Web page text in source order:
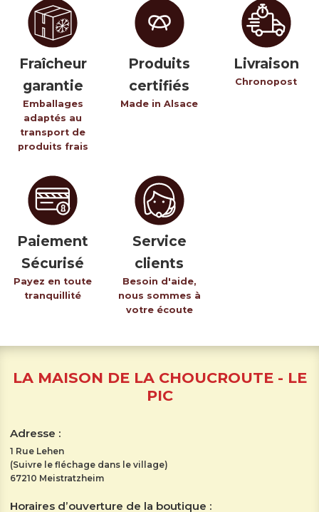
Fraîcheur
garantie
Emballages
adaptés au
transport de
produits frais
Produits
certifiés
Made in Alsace
Livraison
Chronopost
Paiement
Sécurisé
Payez en toute
tranquillité
Service
clients
Besoin d'aide,
nous sommes à
votre écoute
LA MAISON DE LA CHOUCROUTE - LE
PIC
Adresse :
1 Rue Lehen
(Suivre le fléchage dans le village)
67210 Meistratzheim
Horaires d’ouverture de la boutique :